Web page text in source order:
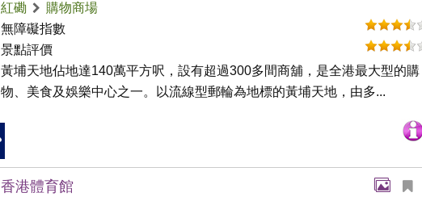
紅磡
購物商場
無障礙指數
景點評價
黃埔天地佔地達140萬平方呎，設有超過300多間商舖，是全港最大型的購
物、美食及娛樂中心之一。以流線型郵輪為地標的黃埔天地，由多...
香港體育館